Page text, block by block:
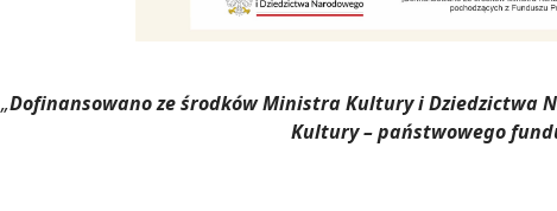
„Dofinansowano ze środków Ministra Kultury i Dziedzictwa
Kultury – państwowego